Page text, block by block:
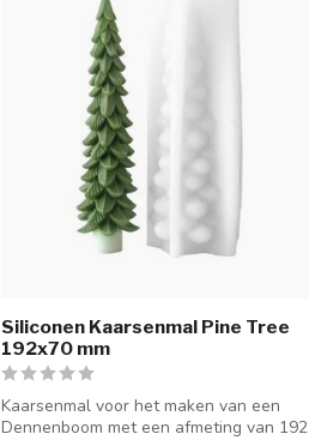
Siliconen Kaarsenmal Pine Tree
192x70 mm
Kaarsenmal voor het maken van een
Dennenboom met een afmeting van 192